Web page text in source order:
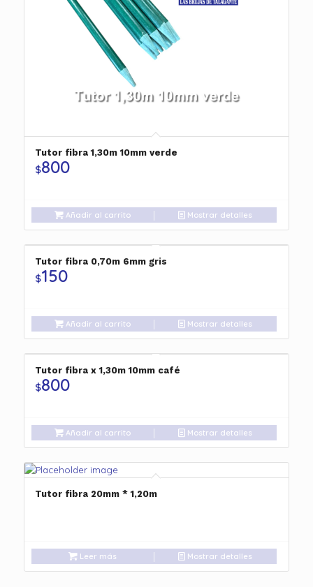
Tutor fibra 1,30m 10mm verde
$800
Añadir al carrito Mostrar detalles
Tutor fibra 0,70m 6mm gris
$150
Añadir al carrito Mostrar detalles
Tutor fibra x 1,30m 10mm café
$800
Añadir al carrito Mostrar detalles
Tutor fibra 20mm * 1,20m
Leer más Mostrar detalles